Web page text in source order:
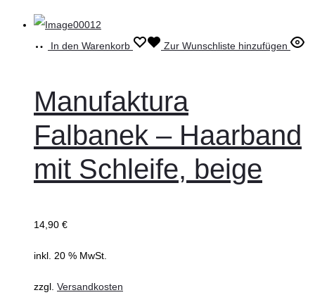
In den Warenkorb Zur Wunschliste hinzufügen
Manufaktura
Falbanek – Haarband
mit Schleife, beige
14,90 €
inkl. 20 % MwSt.
zzgl. Versandkosten